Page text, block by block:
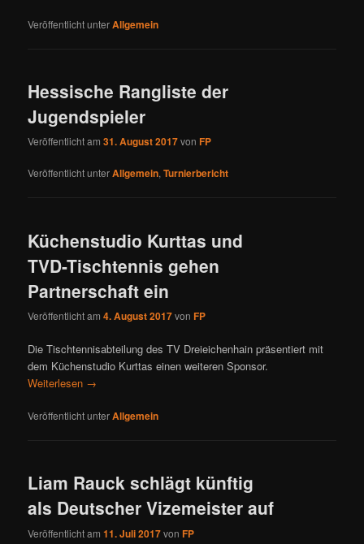
Veröffentlicht unterAllgemein
Hessische Rangliste der
Jugendspieler
Veröffentlicht am31. August 2017vonFP
Veröffentlicht unterAllgemein,Turnierbericht
Küchenstudio Kurttas und
TVD-Tischtennis gehen
Partnerschaft ein
Veröffentlicht am4. August 2017vonFP
Die Tischtennisabteilung des TV Dreieichenhain präsentiert mit
dem Küchenstudio Kurttas einen weiteren Sponsor.
Weiterlesen →
Veröffentlicht unterAllgemein
Liam Rauck schlägt künftig
als Deutscher Vizemeister auf
Veröffentlicht am11. Juli 2017vonFP